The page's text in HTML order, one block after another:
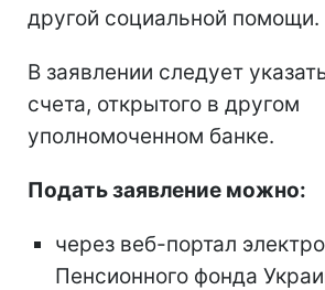
другой социальной помощи.
В заявлении следует
счета, открытого в другом
уполномоченном банке.
Подать заявление можно:
через веб-портал
Пенсионного фонда